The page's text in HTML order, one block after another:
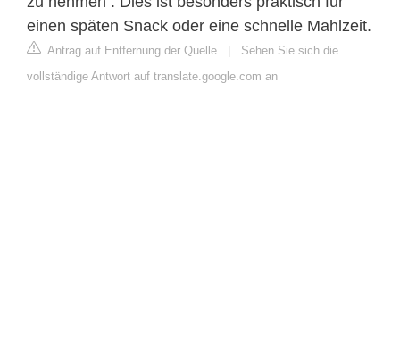
einen späten Snack oder eine schnelle Mahlzeit.
Antrag auf Entfernung der Quelle | Sehen Sie sich die
vollständige Antwort auf translate.google.com an